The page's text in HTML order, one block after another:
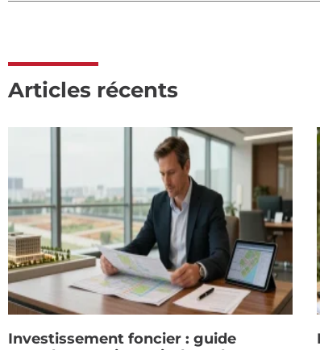
Articles récents
Investissement foncier : guide